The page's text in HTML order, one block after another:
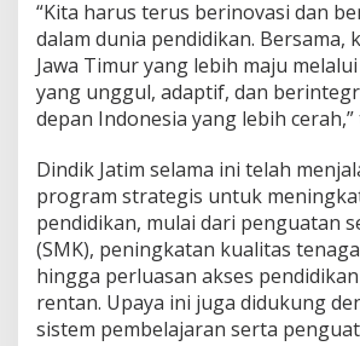
s
i
f
d
a
n
e
r
k
u
a
l
i
t
“Kita harus terus berinovasi dan
dalam dunia pendidikan. Bersama,
Jawa Timur yang lebih maju
yang unggul, adaptif, dan
depan Indonesia yang lebih cerah,”
Dindik Jatim selama ini telah
program strategis untuk
pendidikan, mulai dari penguatan
(SMK), peningkatan kualitas
hingga perluasan akses
rentan. Upaya ini juga didukung
sistem pembelajaran serta